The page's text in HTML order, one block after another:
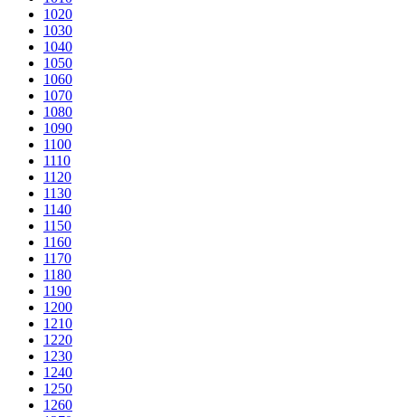
1020
1030
1040
1050
1060
1070
1080
1090
1100
1110
1120
1130
1140
1150
1160
1170
1180
1190
1200
1210
1220
1230
1240
1250
1260